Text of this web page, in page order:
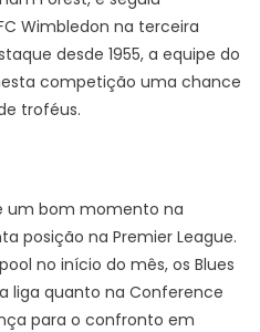
Wimbledon na terceira
desde 1955, a equipe do
competição uma chance
troféus.
um bom momento na
posição na Premier League.
no início do mês, os Blues
liga quanto na Conference
para o confronto em